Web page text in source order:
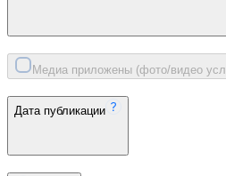
Медиа приложены (фото/видео
Дата публикации